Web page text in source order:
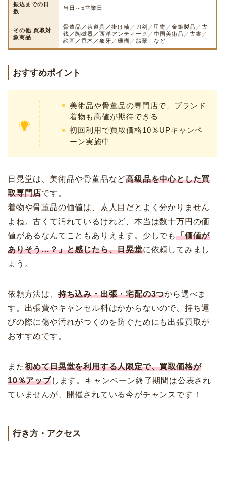
振込までの日
数
当日～5営業日
その他 買取対
象商品
骨董品／茶道具／掛け軸／刀剣／甲冑／金銀製品／古
銭／陶磁器／西洋アンティーク／中国美術品／古書／
絵画／香木／象牙／珊瑚／翡翠 など
おすすめポイント
美術品や骨董品の専門店で、ブランド
着物も高値が期待できる
初回利用で買取価格10％UPキャンペ
ーン実施中
日晃堂は、美術品や骨董品など高級品を中心とした買
取専門店です。
着物や骨董品の価値は、素人目だとよく分かりません
よね。古くて汚れているけれど、本当は数十万円の価
値があるなんてこともありえます。少しでも「価値が
ありそう…？」と感じたら、日晃堂に依頼してみまし
ょう。
依頼方法は、 持ち込み・出張・宅配の3つから選べま
す。出張費やキャンセル料はかからないので、持ち運
びの際に傷や汚れがつくのを防ぐためにも出張買取が
おすすめです。
また初めて日晃堂を利用する人限定で、買取価格が
10％アップします。キャンペーン終了期間は公表され
ていませんが、開催されている今がチャンスです！
行き方・アクセス